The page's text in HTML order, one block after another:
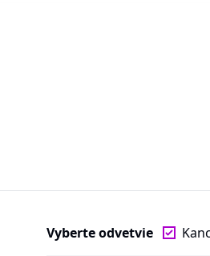
Vyberte odvetvie